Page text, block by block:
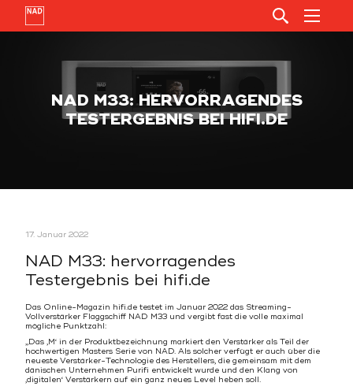
NAD M33: HERVORRAGENDES
TESTERGEBNIS BEI HIFI.DE
17. Januar 2022
NAD M33: hervorragendes
Testergebnis bei hifi.de
Das Online-Magazin hifi.de testet im Januar 2022 das Streaming-
Vollverstärker Flaggschiff NAD M33 und vergibt fast die volle maximal
mögliche Punktzahl:
„Das ‚M‘ in der Produktbezeichnung markiert den Verstärker als Teil der
hochwertigen Masters Serie von NAD. Als solcher verfügt er auch über die
neueste Verstärker-Technologie des Herstellers, die gemeinsam mit dem
dänischen Unternehmen Purifi entwickelt wurde und den Klang von
‚digitalen‘ Verstärkern auf ein ganz neues Level heben soll.